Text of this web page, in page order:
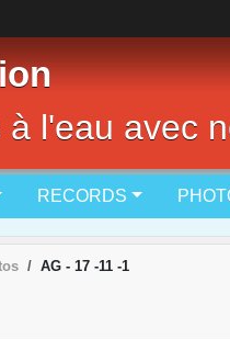
l'eau avec
RECORDS
AG - 17 -11 -1